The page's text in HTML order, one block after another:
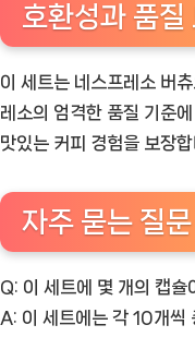
호환성과 품질
이 세트는 네스프레소 버
레소의 엄격한 품질 기준
맛있는 커피 경험을 보장합
자주 묻는 질문
Q: 이 세트에 몇 개의 캡슐
A: 이 세트에는 각 10개씩